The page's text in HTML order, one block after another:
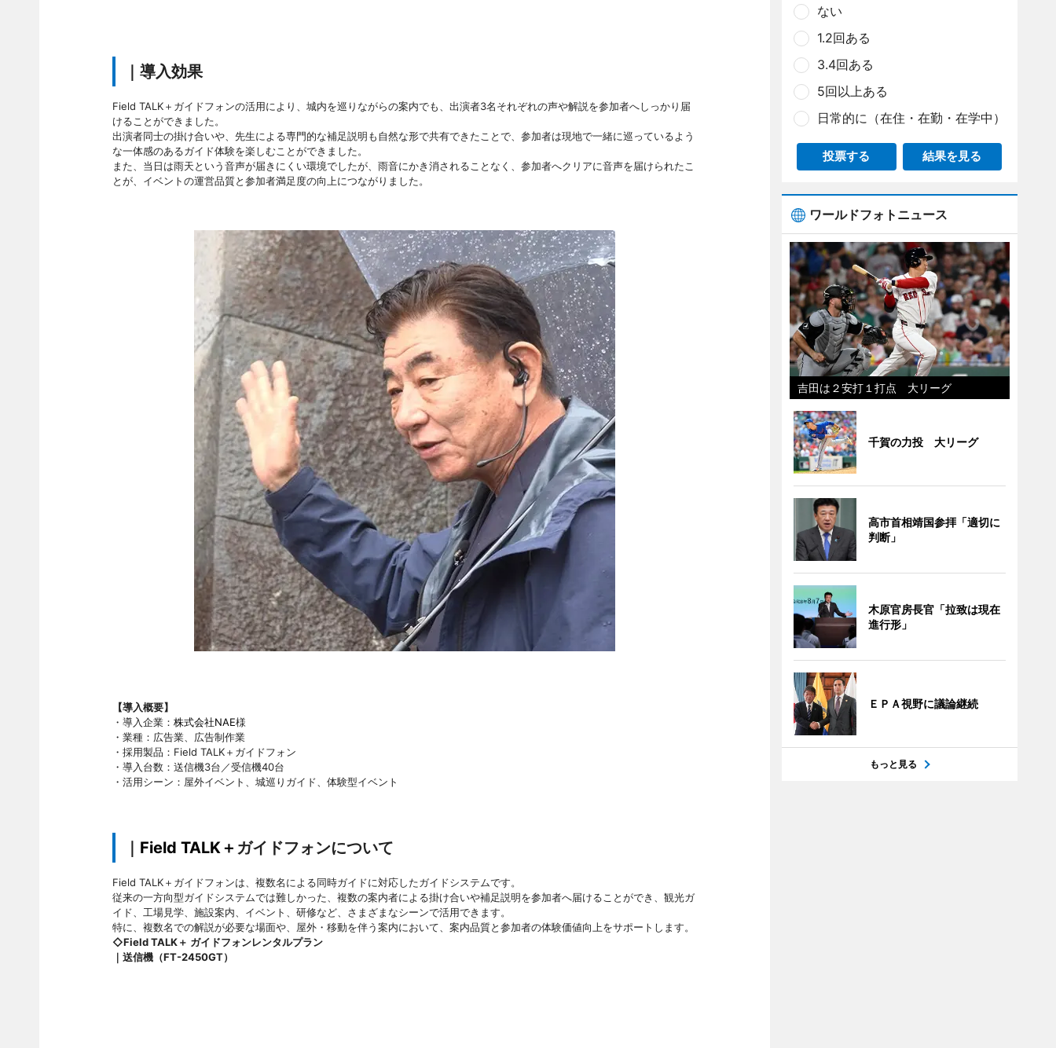
｜導入効果
Field TALK＋ガイドフォンの活用により、城内を巡りながらの案内でも、出演者3名それぞれの声や解説を参加者へしっかり届
けることができました。
出演者同士の掛け合いや、先生による専門的な補足説明も自然な形で共有できたことで、参加者は現地で一緒に巡っているよう
な一体感のあるガイド体験を楽しむことができました。
また、当日は雨天という音声が届きにくい環境でしたが、雨音にかき消されることなく、参加者へクリアに音声を届けられたこ
とが、イベントの運営品質と参加者満足度の向上につながりました。
【導入概要】
・導入企業： 株式会社NAE様
・業種：広告業、広告制作業
・採用製品：Field TALK＋ガイドフォン
・導入台数：送信機3台／受信機40台
・活用シーン：屋外イベント、城巡りガイド、体験型イベント
｜ Field TALK＋ ガイドフォンについて
Field TALK＋ガイドフォンは、複数名による同時ガイドに対応したガイドシステムです。
従来の一方向型ガイドシステムでは難しかった、複数の案内者による掛け合いや補足説明を参加者へ届けることができ、観光ガ
イド、工場見学、施設案内、イベント、研修など、さまざまなシーンで活用できます。
特に、複数名での解説が必要な場面や、屋外・移動を伴う案内において、案内品質と参加者の体験価値向上をサポートします。
◇Field TALK＋ ガイドフォンレンタルプラン
｜送信機（FT-2450GT）
ない
1.2回ある
3.4回ある
5回以上ある
日常的に（在住・在勤・在学中）
投票する 結果を見る
ワールドフォトニュース
吉田は２安打１打点 大リーグ
千賀の力投 大リーグ
高市首相靖国参拝「適切に
判断」
木原官房長官「拉致は現在
進行形」
ＥＰＡ視野に議論継続
もっと見る